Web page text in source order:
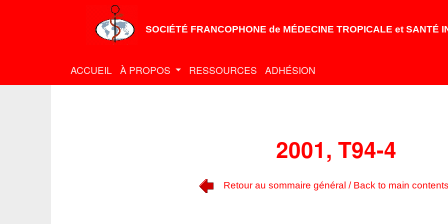
SOCIÉTÉ FRANCOPHONE de MÉDECINE TROPICALE et SANTÉ
ACCUEIL À PROPOS RESSOURCES ADHÉSION
2001, T94-4
Retour au sommaire général / Back to main contents